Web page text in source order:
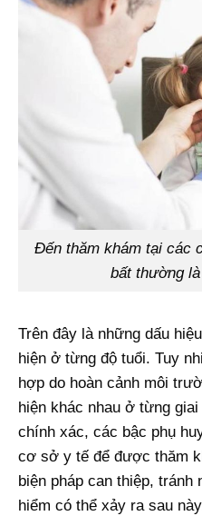
Đến thăm khám tại các
bất thường
Trên đây là những dấu
hiện ở từng độ tuổi. Tuy
hợp do hoàn cảnh môi
hiện khác nhau ở từng
chính xác, các bậc phụ
cơ sở y tế để được thăm
biện pháp can thiệp, tránh
hiểm có thể xảy ra sau